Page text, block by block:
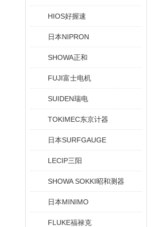
HIOS好握速
日本NIPRON
SHOWA正和
FUJI富士电机
SUIDEN瑞电
TOKIMEC东京计器
日本SURFGAUGE
LECIP三阳
SHOWA SOKKI昭和测器
日本MINIMO
FLUKE福禄克